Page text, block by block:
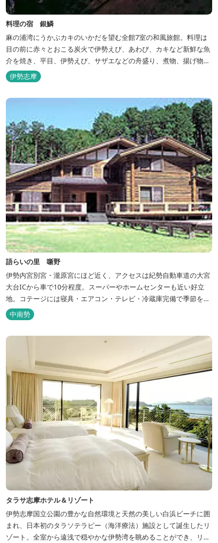
料理の宿 銀鱗
麻の浦湾にうかぶカキのいかだを望む全館7室の和風旅館。料理は
目の前に赤々とおこる炭火で伊勢えび、あわび、カキなど新鮮な魚
介を焼き、平目、伊勢えび、サザエなどの舟盛り、煮物、揚げ物な
どの懐石料理。
伊勢志摩
語らいの里 噺野
伊勢内宮別宮・瀧原宮にほど近く、アクセスは紀勢自動車道の大宮
大台ICから車で10分程度。スーパーやホームセンターも近い好立
地。コテージには寝具・エアコン・テレビ・冷蔵庫完備で季節を問
わず楽しめます。 食器・調理器具の揃った自炊棟や24時間利用可
能なシャワールームなど充実の設備で快適にお過ごしいただけま
す。施設内には噺野温泉もありコテージ宿泊の方は貸し切りでご利
用いただけます(１棟につき１時間)
中南勢
タラサ志摩ホテル＆リゾート
伊勢志摩国立公園の豊かな自然環境と天然の美しい白浜ビーチに囲
まれ、日本初のタラソテラピー（海洋療法）施設として誕生したリ
ゾート。全室から遠浅で穏やかな伊勢湾を眺めることができ、リラ